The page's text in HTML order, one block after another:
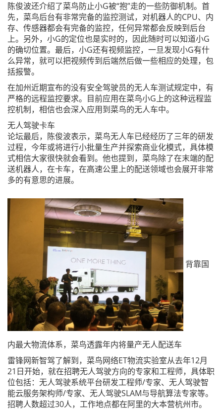
陈俊波还介绍了菜鸟防止小G被“抱”走的一些防御机制。首
先，菜鸟后台有非常完备的监控测试，对机器人的CPU、内
存、传感器都会有完备的监控，任何异常都会反映到后台
上。另外，小G的定位也是实时的，因此随时可以知道小G
的确切位置。最后，小G还有视频监控，一旦发现小G有什
么异常，就可以把视频传到后端然后做一些相应的处理，包
括报警。
在加州近期宣布的没有安全驾驶员的无人车测试规定中，有
严格的远程监控要求。目前应用在菜鸟小G上的这种远程监
控机制，相信也会深入应用到菜鸟的无人车中。
无人驾驶卡车
论坛最后，陈俊波表示，菜鸟无人车已经经历了三年的研发
过程，今年或将进行小批量生产并探索商业化模式，具体模
式相信大家很快就会看到。他也提到，菜鸟除了在末端的配
送机器人，在卡车，在高速公里上的配送领域也会展开非常
多的有意思的进展。
背靠国
内最大物流体系，菜鸟透露年内将量产无人配送车
雷锋网新智驾了解到，菜鸟网络ET物流实验室从去年12月
21日开始，就在招聘无人驾驶方向的专家和工程师，具体职
位包括：无人驾驶系统平台研发工程师/专家、无人驾驶智
能云服务架构师/专家、无人驾驶SLAM与导航算法专家等。
招聘人数超过30人，工作地点都在阿里的大本营杭州市。